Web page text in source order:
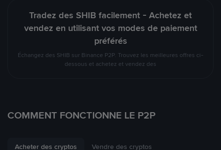
Tradez des SHIB facilement - Achetez et
vendez en utilisant vos modes de paiement
préférés
Échangez des SHIB sur Binance P2P. Trouvez les meilleures offres ci-
dessous et achetez et vendez des
COMMENT FONCTIONNE LE P2P
Acheter des cryptos Vendre des cryptos